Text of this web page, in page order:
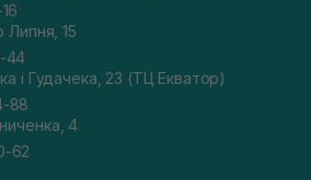
Липня, 15
44
і Гудачека, 23 (ТЦ Екватор)
88
4
62